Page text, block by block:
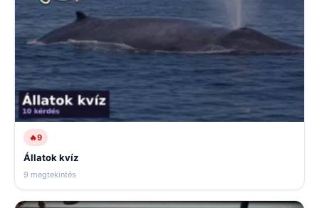
🔥9
Állatok kvíz
9 megtekintés